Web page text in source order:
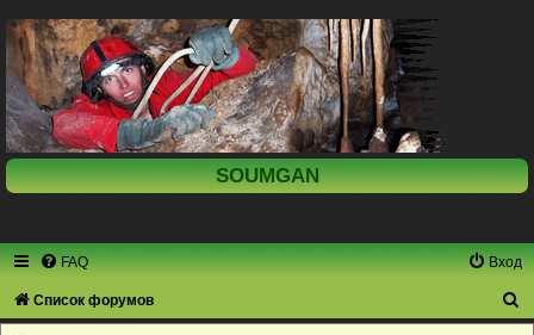
SOUMGAN
FAQ Вход
Список форумов